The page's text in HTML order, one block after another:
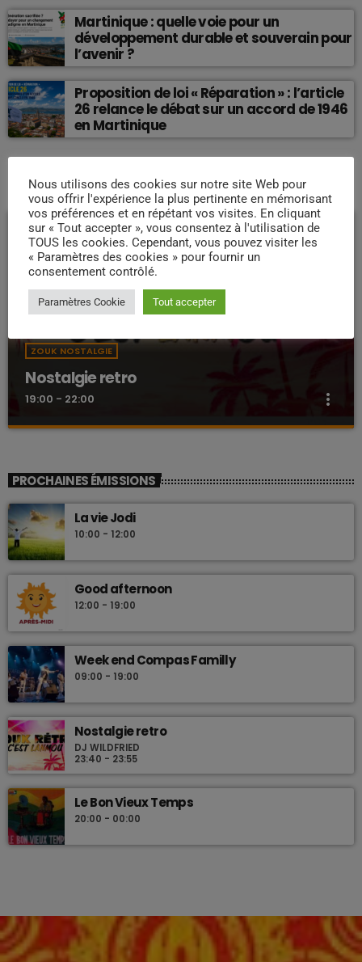
Martinique : quelle voie pour un
développement durable et souverain pour
l’avenir ?
Proposition de loi « Réparation » : l’article
26 relance le débat sur un accord de 1946
en Martinique
EMISSION EN COURS
ZOUK NOSTALGIE
Nostalgie retro
19:00 - 22:00 more_vert
Dj Wildfried
Les plus beaux Zouk des années 80
PROCHAINES ÉMISSIONS
La vie Jodi
10:00 - 12:00
Good afternoon
12:00 - 19:00
Week end Compas Familly
09:00 - 19:00
Nostalgie retro
DJ WILDFRIED
23:40 - 23:55
Le Bon Vieux Temps
20:00 - 00:00
Nous utilisons des cookies sur notre site Web pour
vous offrir l'expérience la plus pertinente en mémorisant
vos préférences et en répétant vos visites. En cliquant
sur « Tout accepter », vous consentez à l'utilisation de
TOUS les cookies. Cependant, vous pouvez visiter les
« Paramètres des cookies » pour fournir un
consentement contrôlé.
Paramètres Cookie Tout accepter